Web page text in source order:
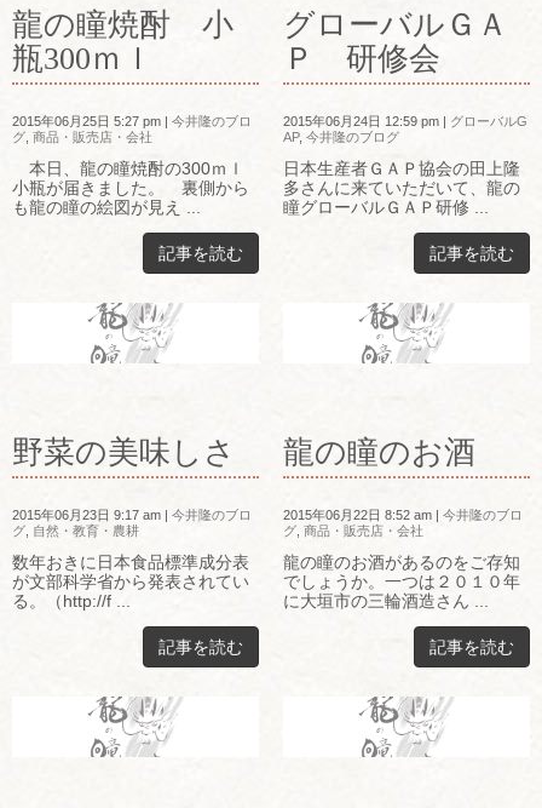
龍の瞳焼酎 小
瓶300ｍｌ
2015年06月25日 5:27 pm | 今井隆のブロ
グ 商品・販売店・会社
本日、龍の瞳焼酎の300ｍｌ
小瓶が届きました。 裏側から
も龍の瞳の絵図が見え ...
記事を読む
グローバルＧＡ
Ｐ 研修会
2015年06月24日 12:59 pm | グローバルG
AP, 今井隆のブログ
日本生産者ＧＡＰ協会の田上隆
多さんに来ていただいて、龍の
瞳グローバルＧＡＰ研修 ...
記事を読む
野菜の美味しさ
2015年06月23日 9:17 am | 今井隆のブロ
グ 自然・教育・農耕
数年おきに日本食品標準成分表
が文部科学省から発表されてい
る。（http://f ...
記事を読む
龍の瞳のお酒
2015年06月22日 8:52 am | 今井隆のブロ
グ 商品・販売店・会社
龍の瞳のお酒があるのをご存知
でしょうか。一つは２０１０年
に大垣市の三輪酒造さん ...
記事を読む